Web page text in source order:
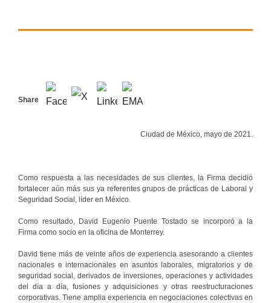
Share
Ciudad de México, mayo de 2021.
Como respuesta a las necesidades de sus clientes, la Firma decidió
fortalecer aún más sus ya referentes grupos de prácticas de Laboral y
Seguridad Social, líder en México.
Como resultado, David Eugenio Puente Tostado se incorporó a la
Firma como socio en la oficina de Monterrey.
David tiene más de veinte años de experiencia asesorando a clientes
nacionales e internacionales en asuntos laborales, migratorios y de
seguridad social, derivados de inversiones, operaciones y actividades
del día a día, fusiones y adquisiciones y otras reestructuraciones
corporativas. Tiene amplia experiencia en negociaciones colectivas en